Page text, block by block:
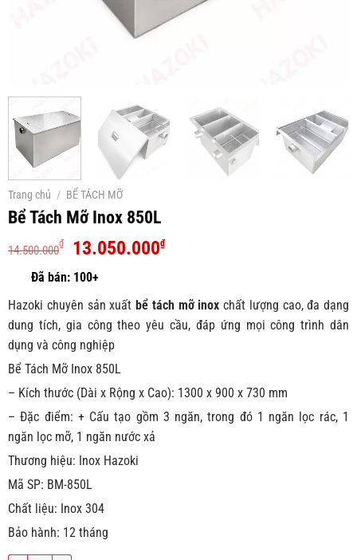
Trang chủ / BỂ TÁCH MỠ
Bể Tách Mỡ Inox 850L
14.500.000₫
Giá
gốc
là:
14.500.000₫.
13.050.000₫Giá
là:
13.050.000₫.
Hazoki chuyên sản xuất bể tách mỡ inox chất lượng cao, đa dạng
dung tích, gia công theo yêu cầu, đáp ứng mọi công trình dân
dụng và công nghiệp
Bể Tách Mỡ Inox 850L
– Kích thước (Dài x Rộng x Cao): 1300 x 900 x 730 mm
– Đặc điểm: + Cấu tạo gồm 3 ngăn, trong đó 1 ngăn lọc rác, 1
ngăn lọc mỡ, 1 ngăn nước xả
Thương hiệu: Inox Hazoki
Mã SP: BM-850L
Chất liệu: Inox 304
Bảo hành: 12 tháng